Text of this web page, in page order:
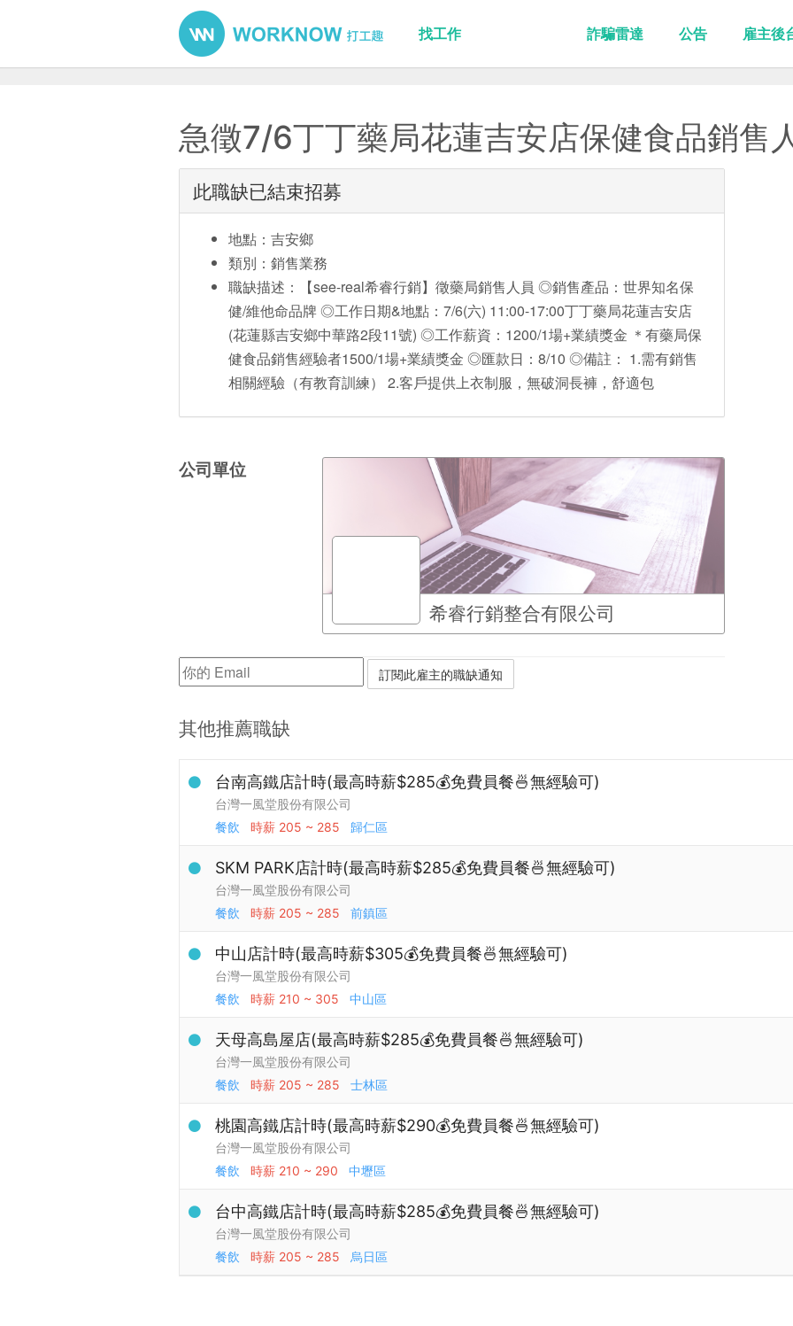
找工作 詐騙雷達 公告 雇主後
急徵7/6丁丁藥局花蓮吉安店保健食品銷售
此職缺已結束招募
地點：吉安鄉
類別：銷售業務
職缺描述：【see-real希睿行銷】徵藥局銷售人員 ◎銷售產品：世界知名保
健/維他命品牌 ◎工作日期&地點：7/6(六) 11:00-17:00丁丁藥局花蓮吉安店
(花蓮縣吉安鄉中華路2段11號) ◎工作薪資：1200/1場+業績獎金 ＊有藥局保
健食品銷售經驗者1500/1場+業績獎金 ◎匯款日：8/10 ◎備註： 1.需有銷售
相關經驗（有教育訓練） 2.客戶提供上衣制服，無破洞長褲，舒適包
公司單位
希睿行銷整合有限公司
其他推薦職缺
台南高鐵店計時(最高時薪$285💰免費員餐🍜無經驗可)
台灣一風堂股份有限公司
餐飲
時薪 205 ~ 285 歸仁區
SKM PARK店計時(最高時薪$285💰免費員餐🍜無經驗可)
台灣一風堂股份有限公司
餐飲
時薪 205 ~ 285 前鎮區
中山店計時(最高時薪$305💰免費員餐🍜無經驗可)
台灣一風堂股份有限公司
餐飲
時薪 210 ~ 305 中山區
天母高島屋店(最高時薪$285💰免費員餐🍜無經驗可)
台灣一風堂股份有限公司
餐飲
時薪 205 ~ 285 士林區
桃園高鐵店計時(最高時薪$290💰免費員餐🍜無經驗可)
台灣一風堂股份有限公司
餐飲
時薪 210 ~ 290 中壢區
台中高鐵店計時(最高時薪$285💰免費員餐🍜無經驗可)
台灣一風堂股份有限公司
餐飲
時薪 205 ~ 285 烏日區